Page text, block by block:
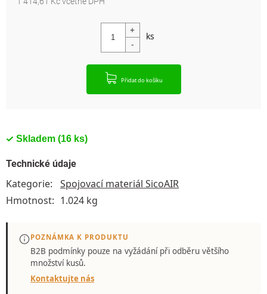
Skladem (16 ks)
Přidat do košíku
Technické údaje
Kategorie:
Spojovací materiál SicoAIR
Hmotnost: 1.024 kg
POZNÁMKA K PRODUKTU
B2B podmínky pouze na vyžádánípři odběru většího
množství kusů.
Kontaktujte nás